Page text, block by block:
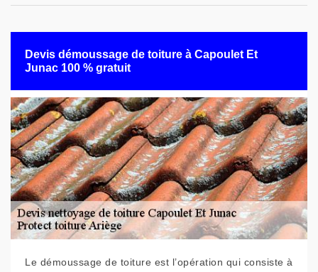
Devis démoussage de toiture à Capoulet Et
Junac 100 % gratuit
Le démoussage de toiture est l’opération qui consiste à